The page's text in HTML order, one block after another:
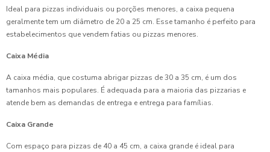
Ideal para pizzas individuais ou porções menores, a caixa pequena
geralmente tem um diâmetro de 20 a 25 cm. Esse tamanho é perfeito para
estabelecimentos que vendem fatias ou pizzas menores.
Caixa Média
A caixa média, que costuma abrigar pizzas de 30 a 35 cm, é um dos
tamanhos mais populares. É adequada para a maioria das pizzarias e
atende bem as demandas de entrega e entrega para famílias.
Caixa Grande
Com espaço para pizzas de 40 a 45 cm, a caixa grande é ideal para